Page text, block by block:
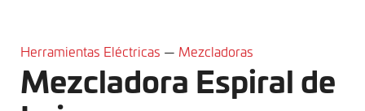
Herramientas Eléctricas — Mezcladoras
Mezcladora Espiral de